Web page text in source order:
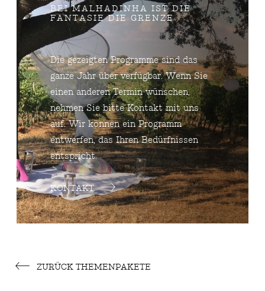
BEI MALHADINHA IST DIE
FANTASIE DIE GRENZE
Die gezeigten Programme sind das
ganze Jahr über verfügbar. Wenn Sie
einen anderen Termin wünschen,
nehmen Sie bitte Kontakt mit uns
auf. Wir können ein Programm
entwerfen, das Ihren Bedürfnissen
entspricht.
KONTAKT
ZURÜCK THEMENPAKETE